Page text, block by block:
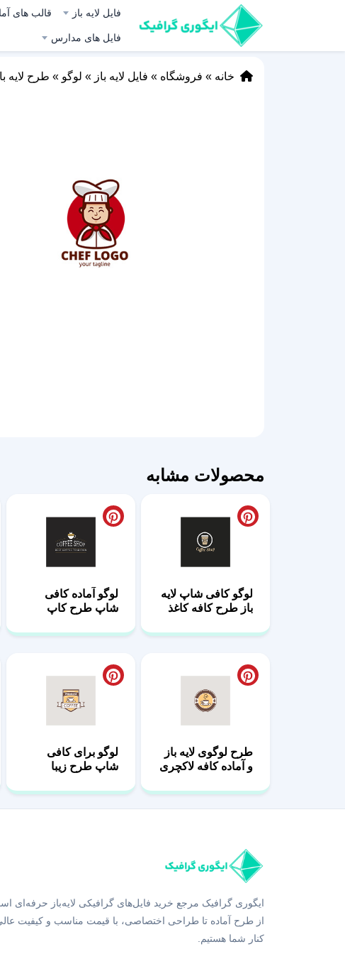
فایل لایه باز قالب های
فایل های مدارس
خانه » فروشگاه » فایل لایه باز » لوگو » طرح لایه
محصولات مشابه
لوگو کافی شاپ لایه
باز طرح کافه کاغذ
لوگو آماده کافی
شاپ طرح کاپ
طرح لوگوی لایه باز
و آماده کافه لاکچری
لوگو برای کافی
شاپ طرح زیبا
ایگوری گرافیک مرجع خرید فایل‌های گرافیکی لایه‌باز حرفه‌ای
از طرح آماده تا طراحی اختصاصی، با قیمت مناسب و کیفیت
کنار شما هستیم.